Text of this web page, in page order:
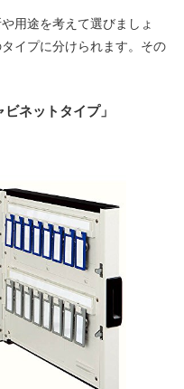
用途を考えて選びましょ
イプに分けられます。その
ネットタイプ」